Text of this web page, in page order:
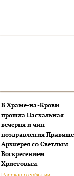
В Храме-на-Крови
прошла Пасхальная
вечерня и чин
поздравления
Архиерея со Светлым
Воскресением
Христовым